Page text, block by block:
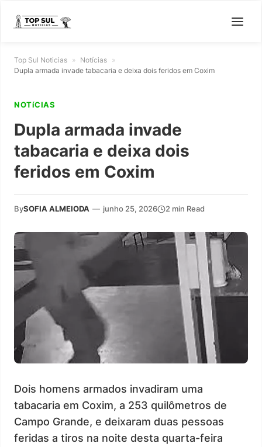
Top Sul Noticias » Notícias »
Dupla armada invade tabacaria e deixa dois feridos em Coxim
NOTíCIAS
Dupla armada invade
tabacaria e deixa dois
feridos em Coxim
BySOFIA ALMEIODA — junho 25, 2026 2 min Read
Dois homens armados invadiram uma
tabacaria em Coxim, a 253 quilômetros de
Campo Grande, e deixaram duas pessoas
feridas a tiros na noite desta quarta-feira